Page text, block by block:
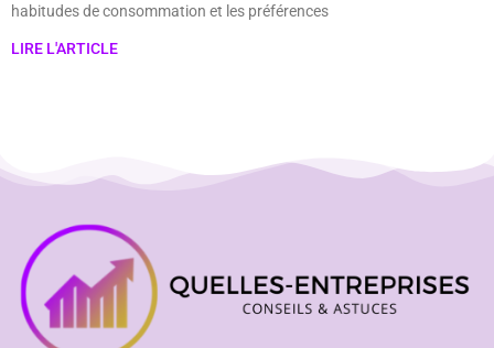
habitudes de consommation et les préférences
LIRE L'ARTICLE